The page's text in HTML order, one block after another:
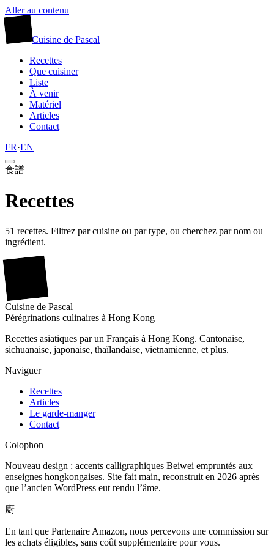
Aller au contenu
Cuisine de Pascal
Recettes
Que cuisiner
Liste
À venir
Matériel
Articles
Contact
FR·EN
食譜
Recettes
51 recettes. Filtrez par cuisine ou par type, ou cherchez par nom ou
ingrédient.
Cuisine de Pascal
Pérégrinations culinaires à Hong Kong
Recettes asiatiques par un Français à Hong Kong. Cantonaise,
sichuanaise, japonaise, thaïlandaise, vietnamienne, et plus.
Naviguer
Recettes
Articles
Le garde-manger
Contact
Colophon
Nouveau design : accents calligraphiques Beiwei empruntés aux
enseignes hongkongaises. Site fait main, reconstruit en 2026 après
que l’ancien WordPress eut rendu l’âme.
廚
En tant que Partenaire Amazon, nous percevons une commission sur
les achats éligibles, sans coût supplémentaire pour vous.